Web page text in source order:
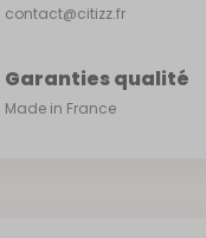
contact@citizz.fr
Garanties qualité
Made in France